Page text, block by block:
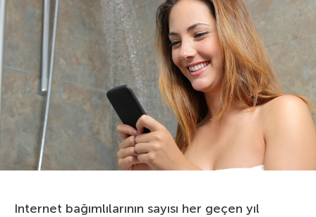
Internet bağımlılarının sayısı her geçen yıl